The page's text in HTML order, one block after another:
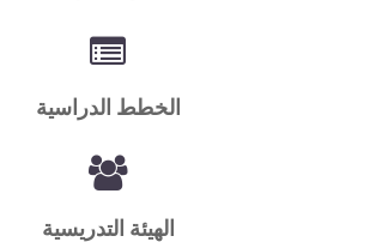
الخطط الدراسية
الهيئة التدريسية